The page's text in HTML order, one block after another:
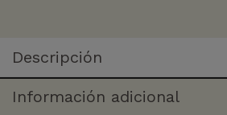
Descripción
Información adicional